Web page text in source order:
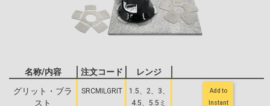
名称/内容 注文コード
レンジ
グリット・ブラ
スト
Add to
Instant
SRCMILGRIT
1.5、2、3、
4.5、5.5ミ